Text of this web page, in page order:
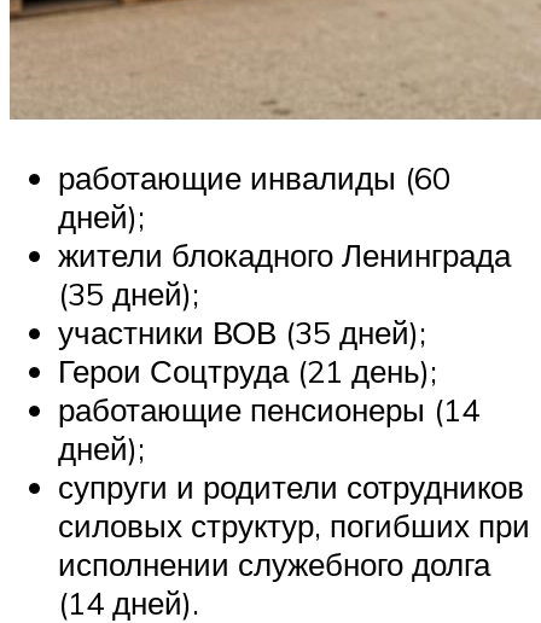
работающие инвалиды (60
дней);
жители блокадного Ленинграда
(35 дней);
участники ВОВ (35 дней);
Герои Соцтруда (21 день);
работающие пенсионеры (14
дней);
супруги и родители сотрудников
силовых структур, погибших при
исполнении служебного долга
(14 дней).